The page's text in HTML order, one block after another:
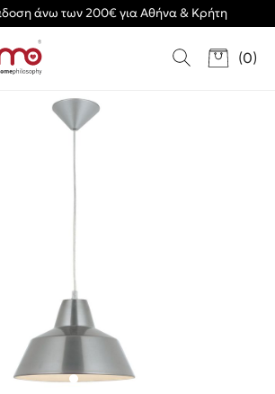
άνω των 200€ για Αθήνα & Κρήτη
(0)